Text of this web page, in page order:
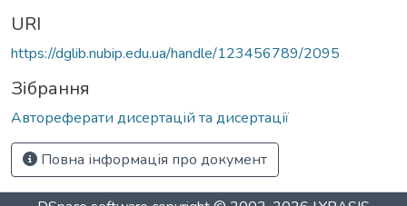
URI
https://dglib.nubip.edu.ua/handle/123456789/2095
Зібрання
Автореферати дисертацій та дисертації
Повна інформація про документ